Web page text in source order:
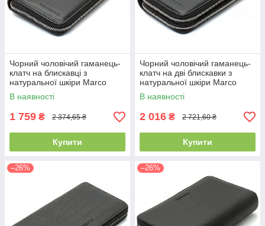
Чорний чоловічий гаманець-
клатч на блискавці з
натуральної шкіри Marco
Coverna MC-802-1
В наявності
1 759 ₴ 2 374,65 ₴
Купити
Чорний чоловічий гаманець-
клатч на дві блискавки з
натуральної шкіри Marco
Coverna MC-801
В наявності
2 016 ₴ 2 721,60 ₴
Купити
–26% –26%